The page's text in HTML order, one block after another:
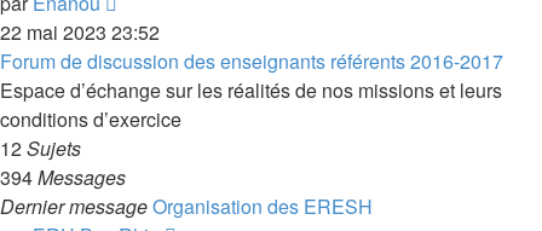
le
dernier
message
22 mai 2023 23:52
Forum de discussion des enseignants référents 2016-2017
Espace d’échange sur les réalités de nos missions et leurs
conditions d’exercice
12Sujets
394Messages
Dernier messageOrganisation des ERESH